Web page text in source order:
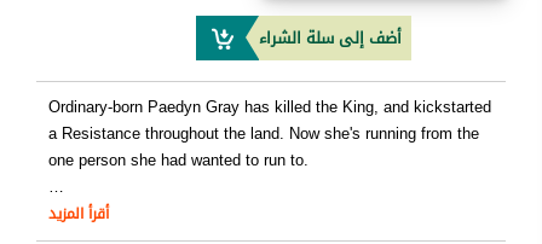
أضف إلى سلة الشراء
Ordinary-born Paedyn Gray has killed the King, and kickstarted
a Resistance throughout the land. Now she's running from the
one person she had wanted to run to.
…
أقرأ المزيد